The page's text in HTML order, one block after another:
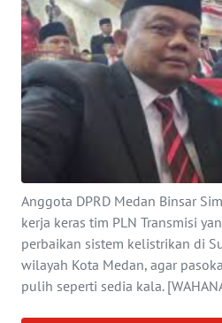
Anggota DPRD Medan Binsar
kerja keras tim PLN Transmisi
perbaikan sistem kelistrikan di
wilayah Kota Medan, agar
pulih seperti sedia kala.
INDEKS
BERITA
KONTAK
KAMI
INFO
TENTANG
KAMI
PEDOMAN
MEDIA